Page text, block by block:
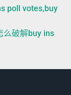
poll votes,buy
么破解buy ins